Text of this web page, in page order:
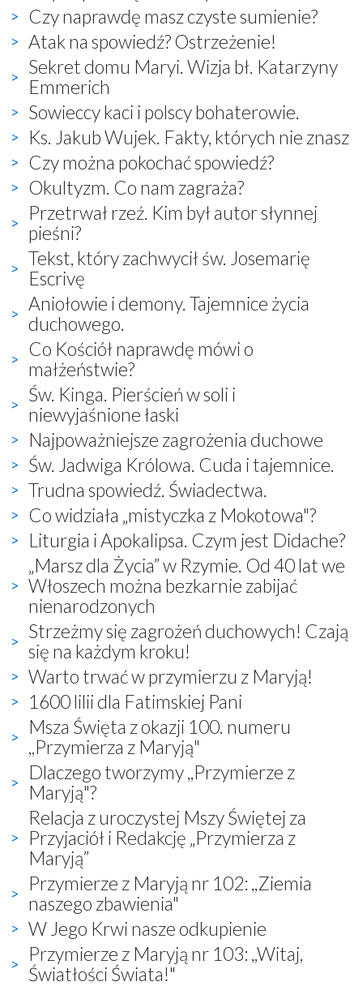
Czy naprawdę masz czyste sumienie?
Atak na spowiedź? Ostrzeżenie!
Sekret domu Maryi. Wizja bł. Katarzyny
Emmerich
Sowieccy kaci i polscy bohaterowie.
Ks. Jakub Wujek. Fakty, których nie znasz
Czy można pokochać spowiedź?
Okultyzm. Co nam zagraża?
Przetrwał rzeź. Kim był autor słynnej
pieśni?
Tekst, który zachwycił św. Josemarię
Escrivę
Aniołowie i demony. Tajemnice życia
duchowego.
Co Kościół naprawdę mówi o
małżeństwie?
Św. Kinga. Pierścień w soli i
niewyjaśnione łaski
Najpoważniejsze zagrożenia duchowe
Św. Jadwiga Królowa. Cuda i tajemnice.
Trudna spowiedź. Świadectwa.
Co widziała „mistyczka z Mokotowa"?
Liturgia i Apokalipsa. Czym jest Didache?
„Marsz dla Życia” w Rzymie. Od 40 lat we
Włoszech można bezkarnie zabijać
nienarodzonych
Strzeżmy się zagrożeń duchowych! Czają
się na każdym kroku!
Warto trwać w przymierzu z Maryją!
1600 lilii dla Fatimskiej Pani
Msza Święta z okazji 100. numeru
,,Przymierza z Maryją"
Dlaczego tworzymy ,,Przymierze z
Maryją"?
Relacja z uroczystej Mszy Świętej za
Przyjaciół i Redakcję „Przymierza z
Maryją”
Przymierze z Maryją nr 102: ,,Ziemia
naszego zbawienia"
W Jego Krwi nasze odkupienie
Przymierze z Maryją nr 103: ,,Witaj,
Światłości Świata!"